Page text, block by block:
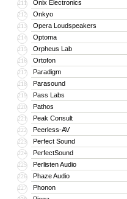
211 Onix Electronics
212 Onkyo
213 Opera Loudspeakers
214 Optoma
215 Orpheus Lab
216 Ortofon
217 Paradigm
218 Parasound
219 Pass Labs
220 Pathos
221 Peak Consult
222 Peerless-AV
223 Perfect Sound
224 PerfectSound
225 Perlisten Audio
226 Phaze Audio
227 Phonon